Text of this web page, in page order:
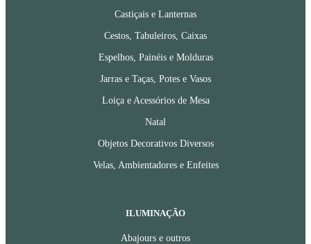
Castiçais e Lanternas
Cestos, Tabuleiros, Caixas
Espelhos, Painéis e Molduras
Jarras e Taças, Potes e Vasos
Loiça e Acessórios de Mesa
Natal
Objetos Decorativos Diversos
Velas, Ambientadores e Enfeites
ILUMINAÇÃO
Abajours e outros